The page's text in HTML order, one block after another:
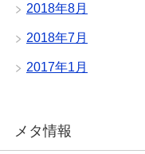
2018年8月
2018年7月
2017年1月
メタ情報